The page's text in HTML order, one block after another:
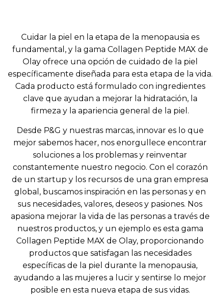
Cuidar la piel en la etapa de la menopausia es
fundamental, y la gama Collagen Peptide MAX de
Olay ofrece una opción de cuidado de la piel
específicamente diseñada para esta etapa de la vida.
Cada producto está formulado con ingredientes
clave que ayudan a mejorar la hidratación, la
firmeza y la apariencia general de la piel.
Desde P&G y nuestras marcas, innovar es lo que
mejor sabemos hacer, nos enorgullece encontrar
soluciones a los problemas y reinventar
constantemente nuestro negocio. Con el corazón
de un startup y los recursos de una gran empresa
global, buscamos inspiración en las personas y en
sus necesidades, valores, deseos y pasiones. Nos
apasiona mejorar la vida de las personas a través de
nuestros productos, y un ejemplo es esta gama
Collagen Peptide MAX de Olay, proporcionando
productos que satisfagan las necesidades
específicas de la piel durante la menopausia,
ayudando a las mujeres a lucir y sentirse lo mejor
posible en esta nueva etapa de sus vidas.
N
u
e